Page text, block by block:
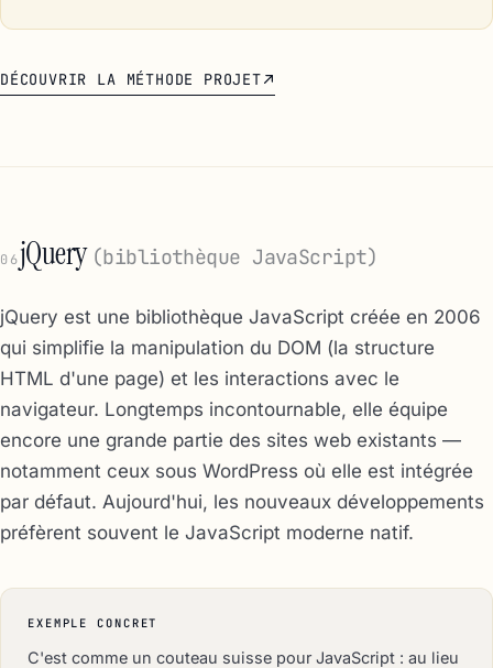
DÉCOUVRIR LA MÉTHODE PROJET
06jQuery (bibliothèque JavaScript)
jQuery est une bibliothèque JavaScript créée en 2006
qui simplifie la manipulation du DOM (la structure
HTML d'une page) et les interactions avec le
navigateur. Longtemps incontournable, elle équipe
encore une grande partie des sites web existants —
notamment ceux sous WordPress où elle est intégrée
par défaut. Aujourd'hui, les nouveaux développements
préfèrent souvent le JavaScript moderne natif.
EXEMPLE CONCRET
C'est comme un couteau suisse pour JavaScript : au lieu